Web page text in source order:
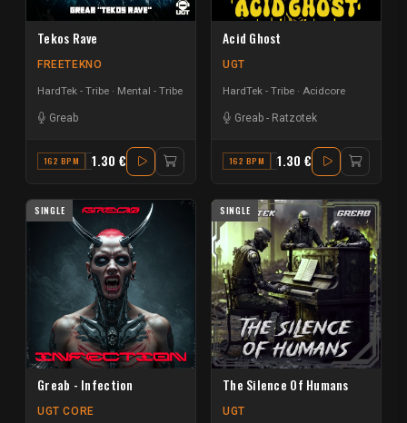
Tekos Rave
FREETEKNO
HardTek - Tribe Mental - Tribe
Greab
162 BPM C MINOR
1.30 €
Acid Ghost
UGT
HardTek - Tribe Acidcore
Greab - Ratzotek
162 BPM E1.30 €
SINGLE
Greab - Infection
UGT CORE
SINGLE
The Silence Of Humans
UGT